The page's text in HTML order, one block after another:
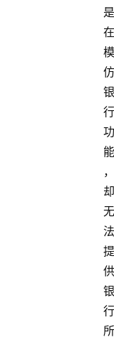
是
在
模
仿
银
行
功
能
，
却
无
法
提
供
银
行
所